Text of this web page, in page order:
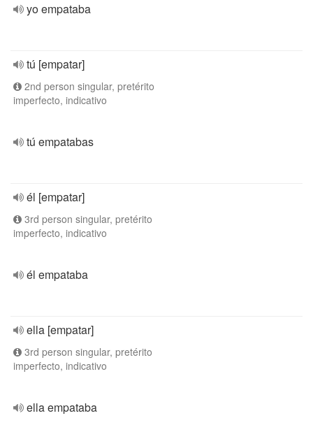
yo empataba
tú [empatar]
2nd person singular, pretérito
imperfecto, indicativo
tú empatabas
él [empatar]
3rd person singular, pretérito
imperfecto, indicativo
él empataba
ella [empatar]
3rd person singular, pretérito
imperfecto, indicativo
ella empataba